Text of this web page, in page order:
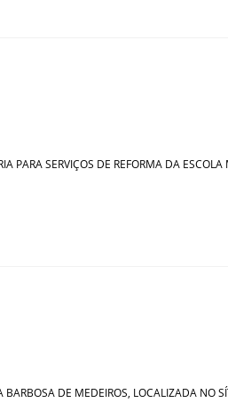
SERVIÇOS DE REFORMA DA ESCOLA
DE MEDEIROS, LOCALIZADA NO